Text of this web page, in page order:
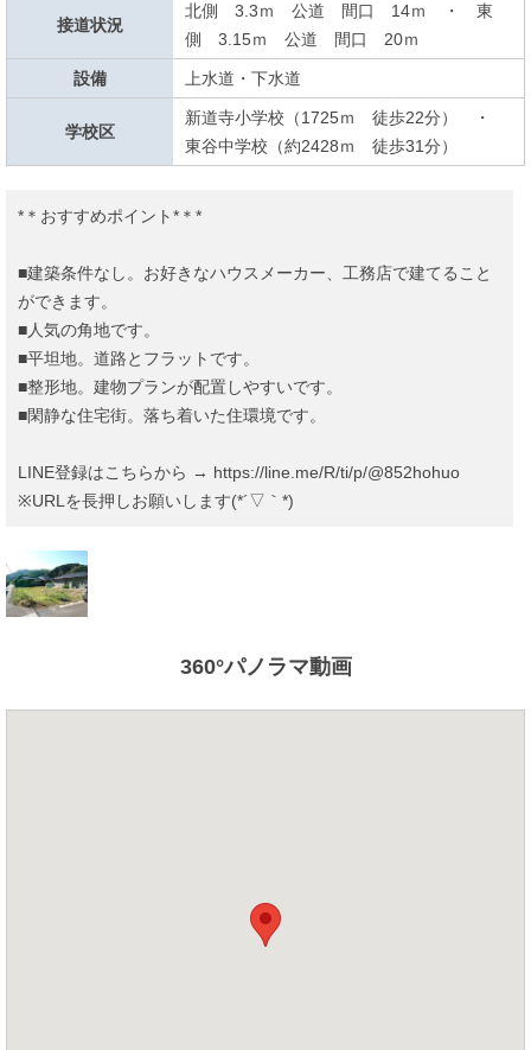
接道状況
北側 3.3ｍ 公道 間口 14ｍ ・ 東
側 3.15ｍ 公道 間口 20ｍ
設備 上水道・下水道
学校区
新道寺小学校（1725ｍ 徒歩22分） ・
東谷中学校（約2428ｍ 徒歩31分）
*＊おすすめポイント*＊*
■建築条件なし。お好きなハウスメーカー、工務店で建てること
ができます。
■人気の角地です。
■平坦地。道路とフラットです。
■整形地。建物プランが配置しやすいです。
■閑静な住宅街。落ち着いた住環境です。
LINE登録はこちらから → https://line.me/R/ti/p/@852hohuo
※URLを長押しお願いします(*´▽｀*)
360°パノラマ動画